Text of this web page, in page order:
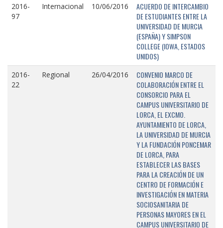
2016-
97
Internacional 10/06/2016
ACUERDO DE INTERCAMBIO
DE ESTUDIANTES ENTRE LA
UNIVERSIDAD DE MURCIA
(ESPAÑA) Y SIMPSON
COLLEGE (IOWA, ESTADOS
UNIDOS)
2016-
22
Regional 26/04/2016
CONVENIO MARCO DE
COLABORACIÓN ENTRE EL
CONSORCIO PARA EL
CAMPUS UNIVERSITARIO DE
LORCA, EL EXCMO.
AYUNTAMIENTO DE LORCA,
LA UNIVERSIDAD DE MURCIA
Y LA FUNDACIÓN PONCEMAR
DE LORCA, PARA
ESTABLECER LAS BASES
PARA LA CREACIÓN DE UN
CENTRO DE FORMACIÓN E
INVESTIGACIÓN EN MATERIA
SOCIOSANITARIA DE
PERSONAS MAYORES EN EL
CAMPUS UNIVERSITARIO DE